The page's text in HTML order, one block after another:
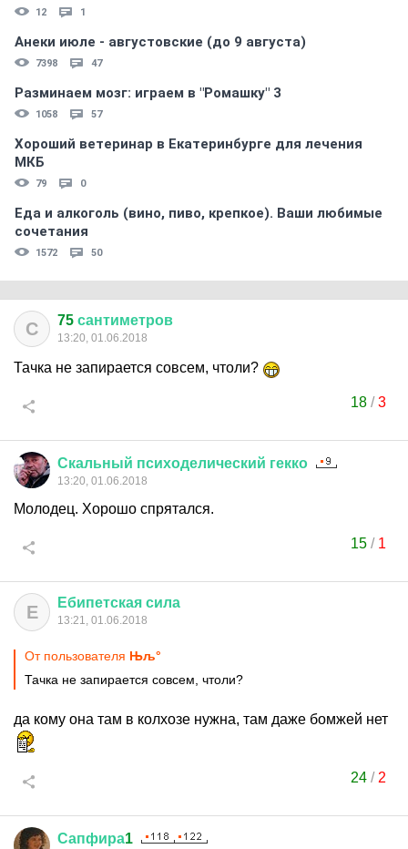
12 1
Анеки июле - августовские (до 9 августа)
7398 47
Разминаем мозг: играем в "Ромашку" 3
1058 57
Хороший ветеринар в Екатеринбурге для лечения
МКБ
79 0
Еда и алкоголь (вино, пиво, крепкое). Ваши любимые
сочетания
1572 50
С 75 сантиметров
13:20, 01.06.2018
Тачка не запирается совсем, чтоли?
18 /3
Скальный психоделический гекко
13:20, 01.06.2018
Молодец. Хорошо спрятался.
15 / 1
Е Ебипетская сила
13:21, 01.06.2018
От пользователя Њљ°
Тачка не запирается совсем, чтоли?
да кому она там в колхозе нужна, там даже бомжей нет
24 / 2
Сапфира1